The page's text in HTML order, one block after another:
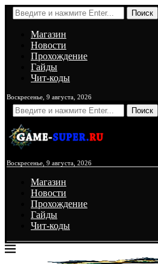
Поиск
Магазин
Новости
Прохождение
Гайды
Чит-коды
Воскресенье, 9 августа, 2026
Поиск
Воскресенье, 9 августа, 2026
Магазин
Новости
Прохождение
Гайды
Чит-коды